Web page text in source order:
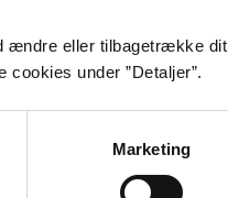
ændre eller tilbagetrække dit
under ”Detaljer”.
Marketing